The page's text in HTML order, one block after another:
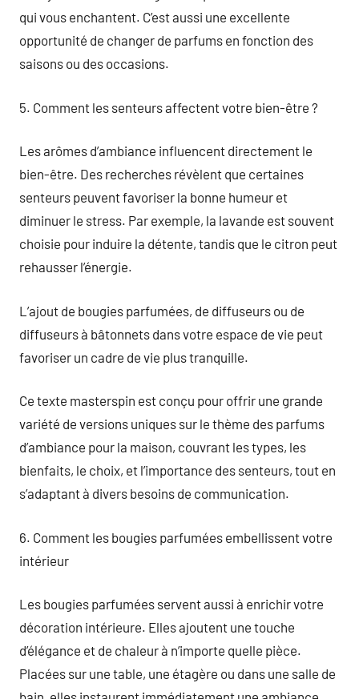
qui vous enchantent. C’est aussi une excellente
opportunité de changer de parfums en fonction des
saisons ou des occasions.
5. Comment les senteurs affectent votre bien-être ?
Les arômes d’ambiance influencent directement le
bien-être. Des recherches révèlent que certaines
senteurs peuvent favoriser la bonne humeur et
diminuer le stress. Par exemple, la lavande est souvent
choisie pour induire la détente, tandis que le citron peut
rehausser l’énergie.
L’ajout de bougies parfumées, de diffuseurs ou de
diffuseurs à bâtonnets dans votre espace de vie peut
favoriser un cadre de vie plus tranquille.
Ce texte masterspin est conçu pour offrir une grande
variété de versions uniques sur le thème des parfums
d’ambiance pour la maison, couvrant les types, les
bienfaits, le choix, et l’importance des senteurs, tout en
s’adaptant à divers besoins de communication.
6. Comment les bougies parfumées embellissent votre
intérieur
Les bougies parfumées servent aussi à enrichir votre
décoration intérieure. Elles ajoutent une touche
d’élégance et de chaleur à n’importe quelle pièce.
Placées sur une table, une étagère ou dans une salle de